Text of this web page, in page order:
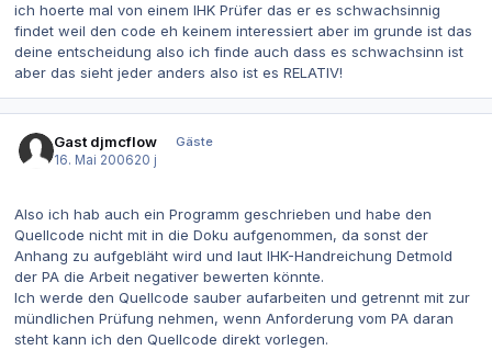
ich hoerte mal von einem IHK Prüfer das er es schwachsinnig
findet weil den code eh keinem interessiert aber im grunde ist das
deine entscheidung also ich finde auch dass es schwachsinn ist
aber das sieht jeder anders also ist es RELATIV!
Gast djmcflow
Gäste
16. Mai 200620 j
Also ich hab auch ein Programm geschrieben und habe den
Quellcode nicht mit in die Doku aufgenommen, da sonst der
Anhang zu aufgebläht wird und laut IHK-Handreichung Detmold
der PA die Arbeit negativer bewerten könnte.
Ich werde den Quellcode sauber aufarbeiten und getrennt mit zur
mündlichen Prüfung nehmen, wenn Anforderung vom PA daran
steht kann ich den Quellcode direkt vorlegen.